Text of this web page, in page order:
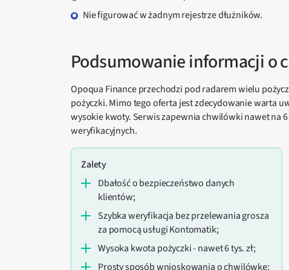
nie figurować w żadnym rejestrze dłużników.
Podsumowanie informacji o
Opoqua Finance przechodzi pod radarem wielu
pożyczki. Mimo tego oferta jest zdecydowanie warta
wysokie kwoty. Serwis zapewnia chwilówki nawet na
weryfikacyjnych.
Zalety
dbałość o bezpieczeństwo danych
klientów;
szybka weryfikacja bez przelewania grosza
za pomocą usługi Kontomatik;
wysoka kwota pożyczki - nawet 6 tys. zł;
prosty sposób wnioskowania o chwilówkę;